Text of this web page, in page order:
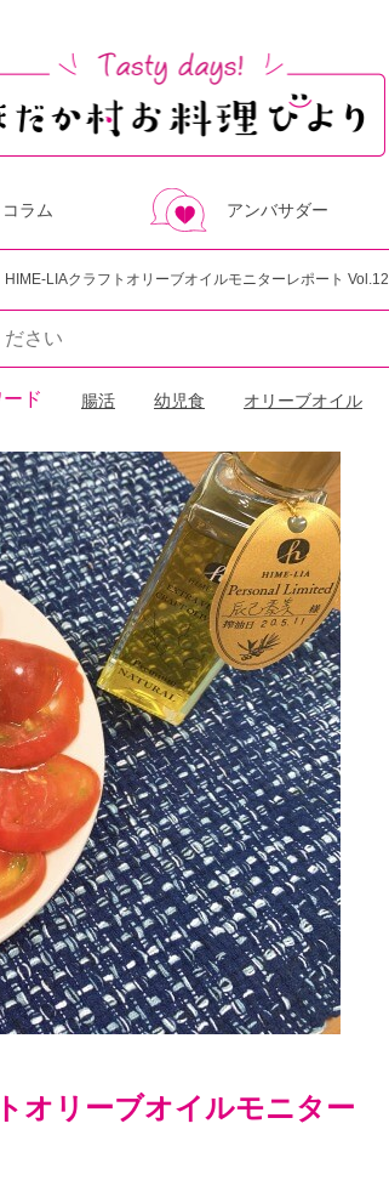
コラム アンバサダー
HIME-LIAクラフトオリーブオイルモニターレポート Vol.12
ド 腸活 幼児食 オリーブオイル
オリーブオイルモニター